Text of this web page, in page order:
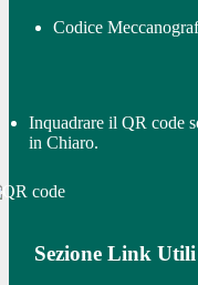
Codice
Inquadrare il QR code
in Chiaro.
Sezione Link Utili